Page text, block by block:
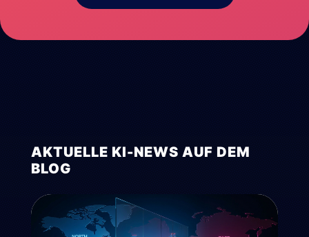
AKTUELLE KI-NEWS AUF DEM
BLOG